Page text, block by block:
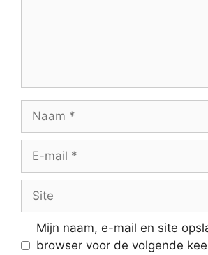
Naam
Site
Mijn naam, e-mail en site
browser voor de volgende